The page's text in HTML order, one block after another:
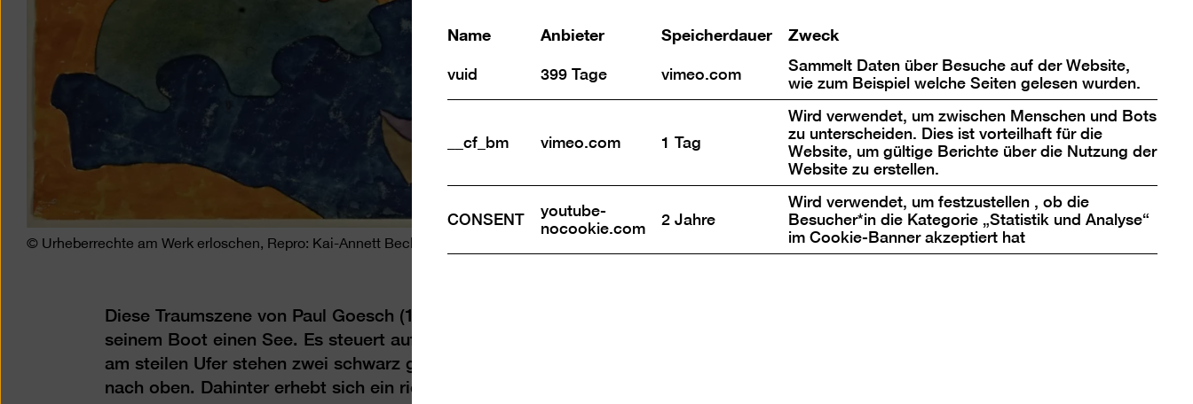
© Urheberrechte am Werk erloschen, Repro: Kai-Annett Becker
Diese Traumszene von Paul Goesch (1885 – 1940) wirkt beunruhigend. Ganz allein überquert ein Kind mit
seinem Boot einen See. Es steuert auf eine Insel zu, auf der dunkle Bäume schwanken. Beängstigend nah
am steilen Ufer stehen zwei schwarz gekleidete Figuren. Rechts schwebt ein weiteres Stück Landschaft
nach oben. Dahinter erhebt sich ein riesiges Gesicht, den traurigen Blick auf die Betrachter*innen gerichtet.
Name Anbieter Speicherdauer Zweck
vuid 399 Tage vimeo.com
Sammelt Daten über Besuche auf der Website,
wie zum Beispiel welche Seiten gelesen wurden.
__cf_bm vimeo.com 1 Tag
Wird verwendet, um zwischen Menschen und Bots
zu unterscheiden. Dies ist vorteilhaft für die
Website, um gültige Berichte über die Nutzung der
Website zu erstellen.
CONSENT
youtube-
nocookie.com
2 Jahre
Wird verwendet, um festzustellen , ob die
Besucher*in die Kategorie „Statistik und Analyse“
im Cookie-Banner akzeptiert hat